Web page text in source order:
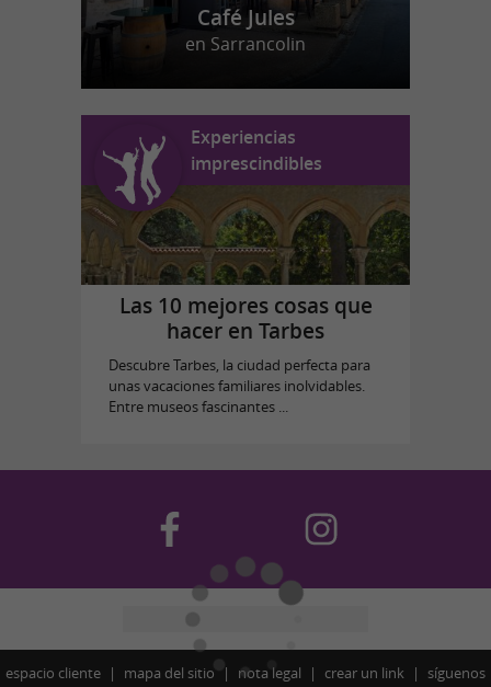
Café Jules
en Sarrancolin
Experiencias
imprescindibles
Las 10 mejores cosas que
hacer en Tarbes
Descubre Tarbes, la ciudad perfecta para
unas vacaciones familiares inolvidables.
Entre museos fascinantes ...
espacio cliente mapa del sitio nota legal crear un link síguenos